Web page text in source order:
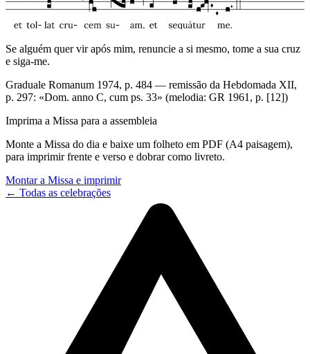
Se alguém quer vir após mim, renuncie a si mesmo, tome a sua cruz
e siga-me.
Graduale Romanum 1974, p. 484 — remissão da Hebdomada XII,
p. 297: «Dom. anno C, cum ps. 33» (melodia: GR 1961, p. [12])
Imprima a Missa para a assembleia
Monte a Missa do dia e baixe um folheto em PDF (A4 paisagem),
para imprimir frente e verso e dobrar como livreto.
Montar a Missa e imprimir
← Todas as celebrações